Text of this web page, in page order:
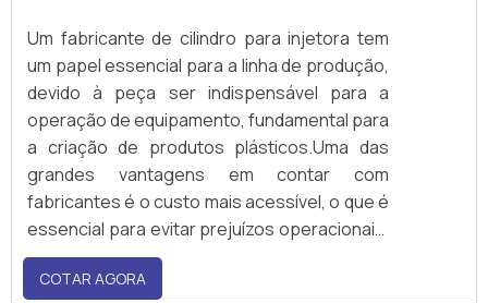
Um fabricante de cilindro para injetora tem
um papel essencial para a linha de produção,
devido à peça ser indispensável para a
operação de equipamento, fundamental para
a criação de produtos plásticos.Uma das
grandes vantagens em contar com
fabricantes é o custo mais acessível, o que é
essencial para evitar prejuízos operacionais.
Ademais, por ter um controle de qualidade
rígido, é garantida a alta performance do
COTAR AGORA